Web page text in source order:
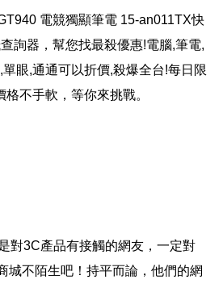
電競獨顯筆電 15-an011TX快
詢器，幫您找最殺優惠!電腦,筆電,
眼,通通可以折價,殺爆全台!每日限
不手軟，等你來挑戰。
對3C產品有接觸的網友，一定對
城不陌生吧！持平而論，他們的網